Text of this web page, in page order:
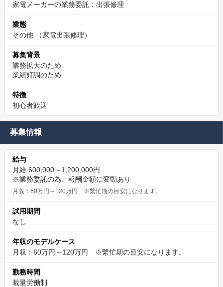
家電メーカーの業務委託：出張修理
業態
その他
（家電出張修理）
募集背景
業務拡大のため
業績好調のため
特徴
初心者歓迎
募集情報
給与
月給 600,000～1,200,000円
※業務委託の為、報酬金額に変動あり
月収：60万円～120万円 ※繫忙期の目安になります。
試用期間
なし
年収のモデルケース
月収：60万円～120万円 ※繫忙期の目安になります。
勤務時間
裁量労働制